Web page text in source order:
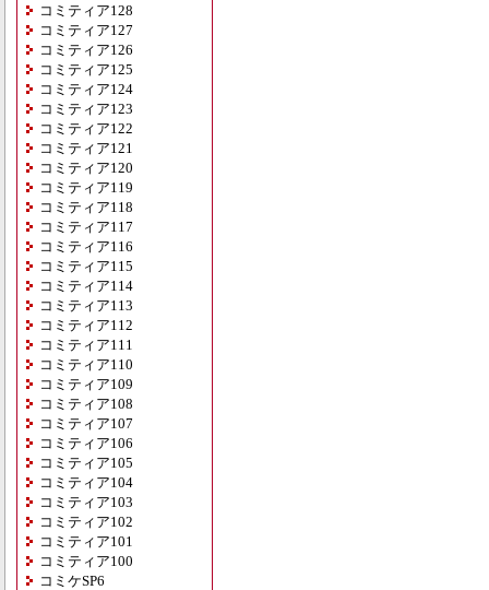
コミティア128
コミティア127
コミティア126
コミティア125
コミティア124
コミティア123
コミティア122
コミティア121
コミティア120
コミティア119
コミティア118
コミティア117
コミティア116
コミティア115
コミティア114
コミティア113
コミティア112
コミティア111
コミティア110
コミティア109
コミティア108
コミティア107
コミティア106
コミティア105
コミティア104
コミティア103
コミティア102
コミティア101
コミティア100
コミケSP6